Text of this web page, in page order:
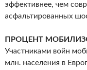
эффективнее, чем
асфальтированных
ПРОЦЕНТ
Участниками войн
млн. населения в